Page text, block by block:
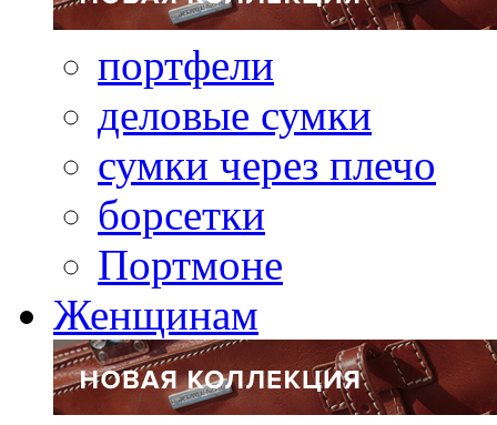
портфели
деловые сумки
сумки через плечо
борсетки
Портмоне
Женщинам